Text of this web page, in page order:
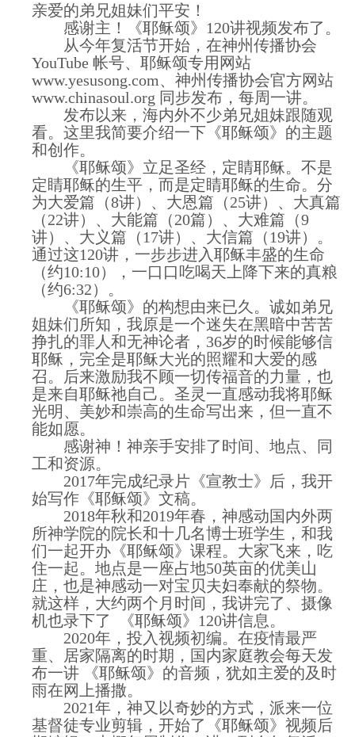
亲爱的弟兄姐妹们平安！
感谢主！《耶稣颂》120讲视频发布了。
从今年复活节开始，在神州传播协会
YouTube 帐号、耶稣颂专用网站
www.yesusong.com、神州传播协会官方网站
www.chinasoul.org 同步发布，每周一讲。
发布以来，海内外不少弟兄姐妹跟随观
看。这里我简要介绍一下《耶稣颂》的主题
和创作。
《耶稣颂》立足圣经，定睛耶稣。不是
定睛耶稣的生平，而是定睛耶稣的生命。分
为大爱篇（8讲）、大恩篇（25讲）、大真篇
（22讲）、大能篇（20篇）、大难篇（9
讲）、大义篇（17讲）、大信篇（19讲）。
通过这120讲，一步步进入耶稣丰盛的生命
（约10:10），一口口吃喝天上降下来的真粮
（约6:32）。
《耶稣颂》的构想由来已久。诚如弟兄
姐妹们所知，我原是一个迷失在黑暗中苦苦
挣扎的罪人和无神论者，36岁的时候能够信
耶稣，完全是耶稣大光的照耀和大爱的感
召。后来激励我不顾一切传福音的力量，也
是来自耶稣祂自己。圣灵一直感动我将耶稣
光明、美妙和崇高的生命写出来，但一直不
能如愿。
感谢神！神亲手安排了时间、地点、同
工和资源。
2017年完成纪录片《宣教士》后，我开
始写作《耶稣颂》文稿。
2018年秋和2019年春，神感动国内外两
所神学院的院长和十几名博士班学生，和我
们一起开办《耶稣颂》课程。大家飞来，吃
住一起。地点是一座占地50英亩的优美山
庄，也是神感动一对宝贝夫妇奉献的祭物。
就这样，大约两个月时间，我讲完了、摄像
机也录下了 《耶稣颂》120讲信息。
2020年，投入视频初编。在疫情最严
重、居家隔离的时期，国内家庭教会每天发
布一讲 《耶稣颂》的音频，犹如主爱的及时
雨在网上播撒。
2021年，神又以奇妙的方式，派来一位
基督徒专业剪辑，开始了《耶稣颂》视频后